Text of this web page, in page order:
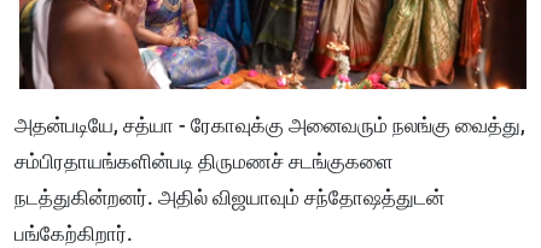
அதன்படியே, சத்யா - ரேகாவுக்கு அனைவரும் நலங்கு வைத்து,
சம்பிரதாயங்களின்படி திருமணச் சடங்குகளை
நடத்துகின்றனர். அதில் விஜயாவும் சந்தோஷத்துடன்
பங்கேற்கிறார்.